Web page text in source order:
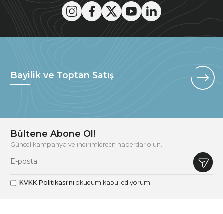
Bayilik ve Toptan Satış
Bültene Abone Ol!
Güncel kampanya ve indirimlerden haberdar olun.
KVKK Politikası'nı okudum kabul ediyorum.